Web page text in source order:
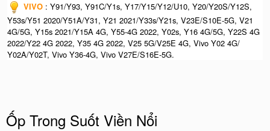
VIVO : Y91/Y93, Y91C/Y1s, Y17/Y15/Y12/U10, Y20/Y20S/Y12S,
Y53s/Y51 2020/Y51A/Y31, Y21 2021/Y33s/Y21s, V23E/S10E-5G, V21
4G/5G, Y15s 2021/Y15A 4G, Y55-4G 2022, Y02s, Y16 4G/5G, Y22S 4G
2022/Y22 4G 2022, Y35 4G 2022, V25 5G/V25E 4G, Vivo Y02 4G/
Y02A/Y02T, Vivo Y36-4G, Vivo V27E/S16E-5G.
Ốp Trong Suốt Viền Nổi